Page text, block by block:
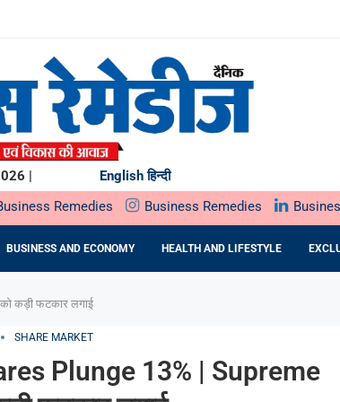
बनाया
अगस्त, 2026 को खुलेगा
| English हिन्दी
Remedies Business Remedies
BUSINESS AND ECONOMY HEALTH AND LIFESTYLE
कड़ी फटकार लगाई
SHARE MARKET
Plunge 13% | Supreme